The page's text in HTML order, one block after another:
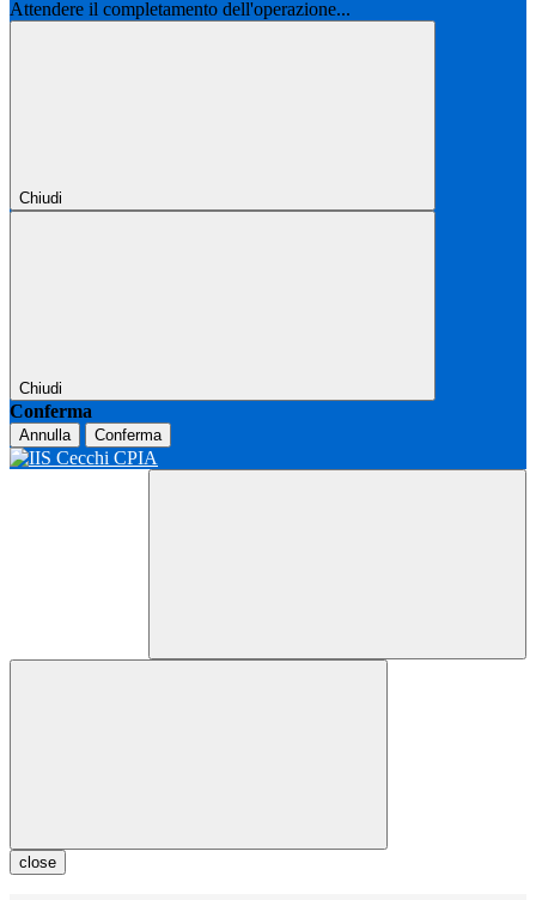
Attendere il completamento dell'operazione...
Chiudi
Chiudi
Conferma
Annulla Conferma
close